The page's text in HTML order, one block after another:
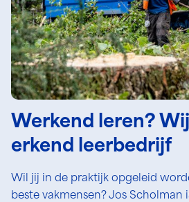
Werkend leren?
erkend leerbedrijf
Wil jij in de praktijk opgeleid
beste vakmensen? Jos Scholman